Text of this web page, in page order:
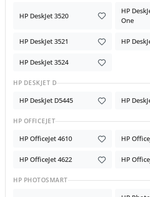
HP DeskJet 3520
HP
One
HP DeskJet 3521 HP
HP DeskJet 3524
HP DESKJET D
HP DeskJet D5445 HP
HP OFFICEJET
HP OfficeJet 4610 HP
HP OfficeJet 4622 HP
HP PHOTOSMART